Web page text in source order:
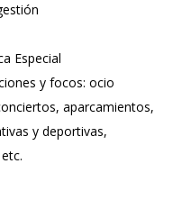
Especial
y focos: ocio
aparcamientos,
y deportivas,